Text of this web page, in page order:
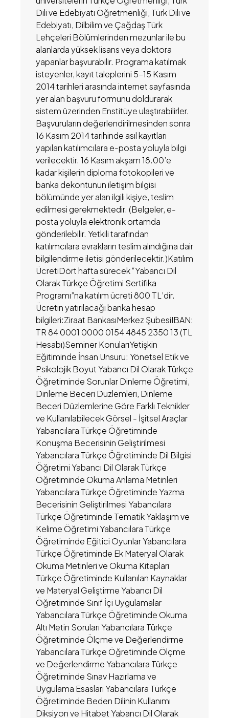
Dili ve Edebiyatı Öğretmenliği, Türk Dili ve
Edebiyatı, Dilbilim ve Çağdaş Türk
Lehçeleri Bölümlerinden mezunlar ile bu
alanlarda yüksek lisans veya doktora
yapanlar başvurabilir. Programa katılmak
isteyenler, kayıt taleplerini 5-15 Kasım
2014 tarihleri arasında internet sayfasında
yer alan başvuru formunu doldurarak
sistem üzerinden Enstitüye ulaştırabilirler.
Başvuruların değerlendirilmesinden sonra
16 Kasım 2014 tarihinde asıl kayıtları
yapılan katılımcılara e-posta yoluyla bilgi
verilecektir. 16 Kasım akşam 18.00’e
kadar kişilerin diploma fotokopileri ve
banka dekontunun iletişim bilgisi
bölümünde yer alan ilgili kişiye, teslim
edilmesi gerekmektedir. (Belgeler, e-
posta yoluyla elektronik ortamda
gönderilebilir. Yetkili tarafından
katılımcılara evrakların teslim alındığına dair
bilgilendirme iletisi gönderilecektir.)Katılım
ÜcretiDört hafta sürecek “Yabancı Dil
Olarak Türkçe Öğretimi Sertifika
Programı”na katılım ücreti 800 TL’dir.
Ücretin yatırılacağı banka hesap
bilgileri:Ziraat BankasıMerkez ŞubesiIBAN:
TR 84 0001 0000 0154 4845 2350 13 (TL
Hesabı)Seminer KonularıYetişkin
Eğitiminde İnsan Unsuru: Yönetsel Etik ve
Psikolojik Boyut Yabancı Dil Olarak Türkçe
Öğretiminde Sorunlar Dinleme Öğretimi,
Dinleme Beceri Düzlemleri, Dinleme
Beceri Düzlemlerine Göre Farklı Teknikler
ve Kullanılabilecek Görsel - İşitsel Araçlar
Yabancılara Türkçe Öğretiminde
Konuşma Becerisinin Geliştirilmesi
Yabancılara Türkçe Öğretiminde Dil Bilgisi
Öğretimi Yabancı Dil Olarak Türkçe
Öğretiminde Okuma Anlama Metinleri
Yabancılara Türkçe Öğretiminde Yazma
Becerisinin Geliştirilmesi Yabancılara
Türkçe Öğretiminde Tematik Yaklaşım ve
Kelime Öğretimi Yabancılara Türkçe
Öğretiminde Eğitici Oyunlar Yabancılara
Türkçe Öğretiminde Ek Materyal Olarak
Okuma Metinleri ve Okuma Kitapları
Türkçe Öğretiminde Kullanılan Kaynaklar
ve Materyal Geliştirme Yabancı Dil
Öğretiminde Sınıf İçi Uygulamalar
Yabancılara Türkçe Öğretiminde Okuma
Altı Metin Soruları Yabancılara Türkçe
Öğretiminde Ölçme ve Değerlendirme
Yabancılara Türkçe Öğretiminde Ölçme
ve Değerlendirme Yabancılara Türkçe
Öğretiminde Sınav Hazırlama ve
Uygulama Esasları Yabancılara Türkçe
Öğretiminde Beden Dilinin Kullanımı
Diksiyon ve Hitabet Yabancı Dil Olarak